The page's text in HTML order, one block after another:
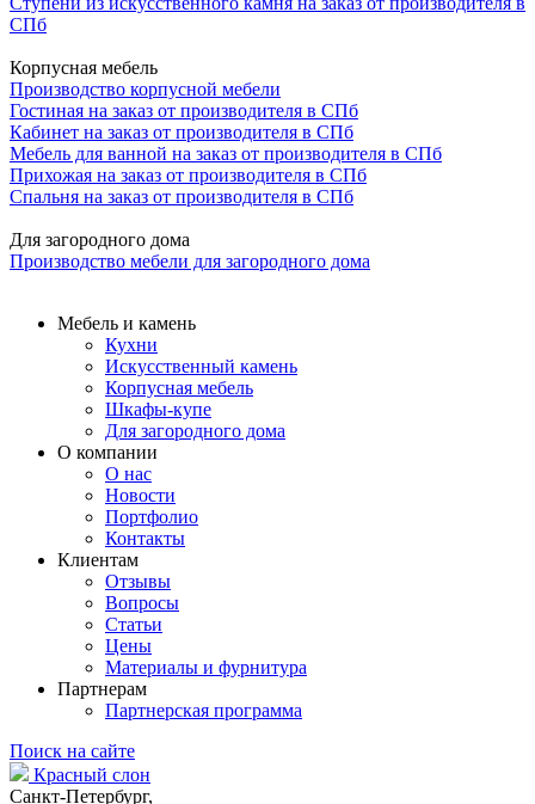
СПб
Корпусная мебель
Производство корпусной мебели
Гостиная на заказ от производителя в СПб
Кабинет на заказ от производителя в СПб
Мебель для ванной на заказ от производителя в СПб
Прихожая на заказ от производителя в СПб
Спальня на заказ от производителя в СПб
Для загородного дома
Производство мебели для загородного дома
Мебель и камень
Кухни
Искусственный камень
Корпусная мебель
Шкафы-купе
Для загородного дома
О компании
О нас
Новости
Портфолио
Контакты
Клиентам
Отзывы
Вопросы
Статьи
Цены
Материалы и фурнитура
Партнерам
Партнерская программа
Поиск на сайте
Красный слон
Санкт-Петербург,